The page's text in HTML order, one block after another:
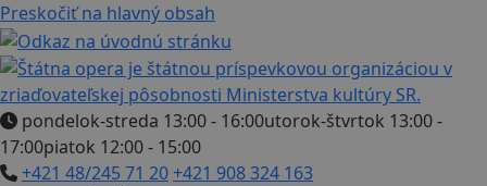
Preskočiť na hlavný obsah
pondelok-streda 13:00 - 16:00utorok-štvrtok 13:00 -
17:00piatok 12:00 - 15:00
+421 48/245 71 20+421 908 324 163